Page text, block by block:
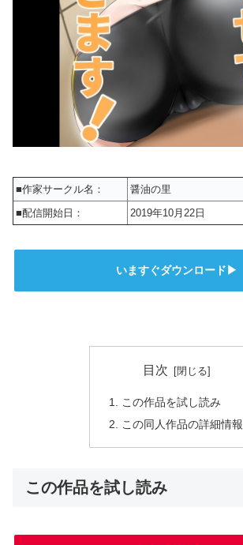
■作家サークル名：
醤油の里
■配信開始日：
2019年10月22日
いますぐダウンロード▶
目次
この作品を試し読み
この同人作品の詳細情報
この作品を試し読み